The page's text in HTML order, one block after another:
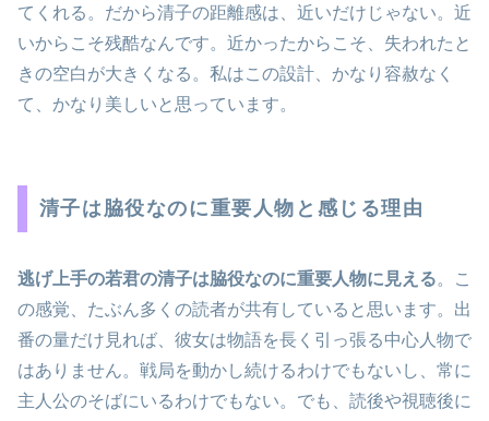
てくれる。だから清子の距離感は、近いだけじゃない。近
いからこそ残酷なんです。近かったからこそ、失われたと
きの空白が大きくなる。私はこの設計、かなり容赦なく
て、かなり美しいと思っています。
清子は脇役なのに重要人物と感じる理由
逃げ上手の若君の清子は脇役なのに重要人物に見える。こ
の感覚、たぶん多くの読者が共有していると思います。出
番の量だけ見れば、彼女は物語を長く引っ張る中心人物で
はありません。戦局を動かし続けるわけでもないし、常に
主人公のそばにいるわけでもない。でも、読後や視聴後に